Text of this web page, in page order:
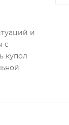
и
с
купол